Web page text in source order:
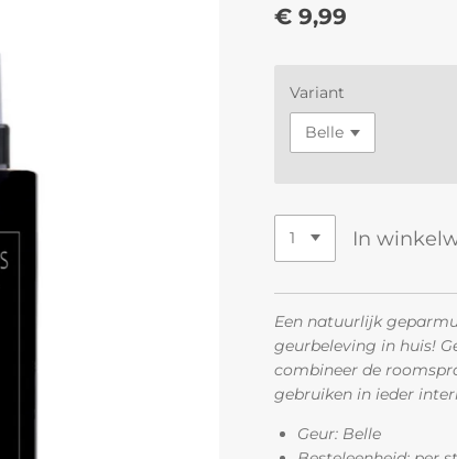
€ 9,99
Variant
In
Een natuurlijk
geurbeleving in huis!
combineer de
gebruiken in ieder
Geur: Belle